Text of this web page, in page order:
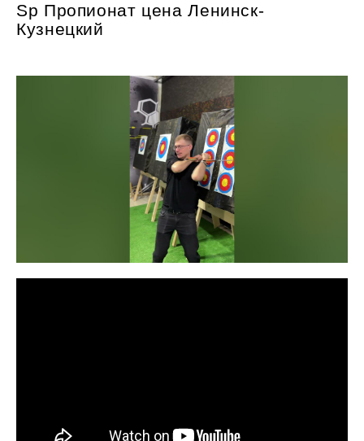
Sp Пропионат цена Ленинск-
Кузнецкий